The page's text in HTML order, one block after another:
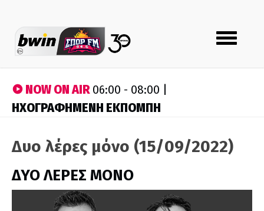
Toggle
navigation
NOW ON AIR06:00 - 08:00 |
ΗΧΟΓΡΑΦΗΜΕΝΗ ΕΚΠΟΜΠΗ
Δυο λέρες μόνο (15/09/2022)
ΔΥΟ ΛΕΡΕΣ ΜΟΝΟ